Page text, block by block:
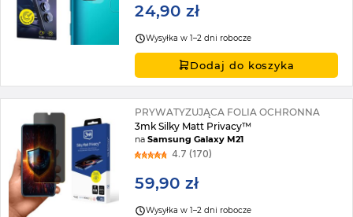
24,90 zł
Wysyłka w 1–2 dni robocze
Dodaj do koszyka
PRYWATYZUJĄCA FOLIA OCHRONNA
3mk Silky Matt Privacy™
naSamsung Galaxy M21
4.7 (170)
59,90 zł
Wysyłka w 1–2 dni robocze